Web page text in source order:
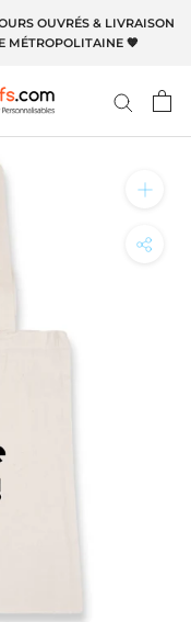
OUVRÉS & LIVRAISON
MÉTROPOLITAINE 🧡